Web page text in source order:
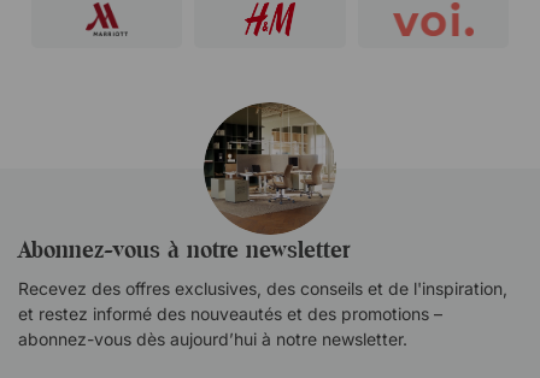
Abonnez-vous à notre newsletter
Recevez des offres exclusives, des conseils et de l'inspiration,
et restez informé des nouveautés et des promotions –
abonnez-vous dès aujourd’hui à notre newsletter.